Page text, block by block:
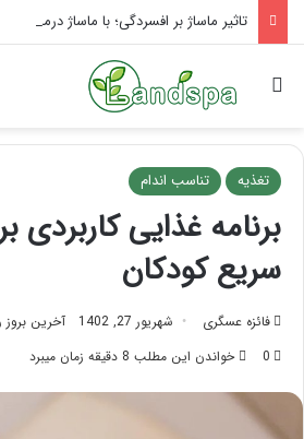
تاثیر ماساژ بر افسردگی؛ با ماساژ درمانی
جستجو برای
تغذیه تناسب اندام
برنامه غذایی
سریع کودکان
فائزه عسگری شهریور 27, 1402
آخرین بروز
0
خواندن این مطلب 8 دقیقه زمان میبرد